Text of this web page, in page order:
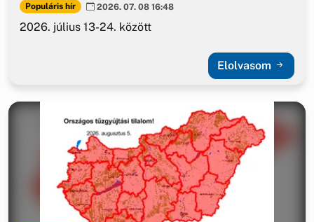
Populáris hír 2026. 07. 08 16:48
2026. július 13-24. között
Elolvasom